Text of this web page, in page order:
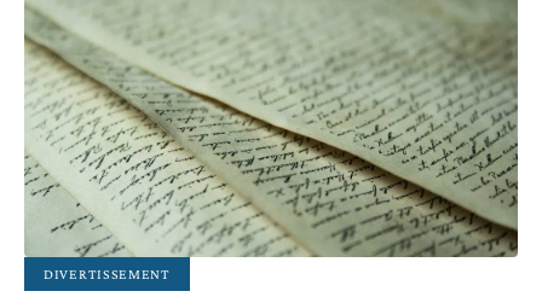
DIVERTISSEMENT